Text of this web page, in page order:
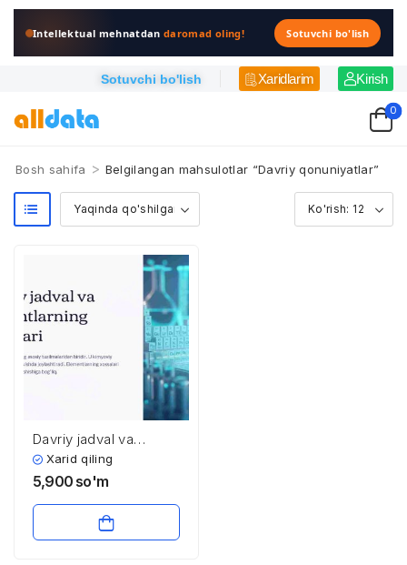
Intellektual mehnatdandaromad oling! Sotuvchi bo'lish
Sotuvchi bo'lish Xaridlarim Kirish
0
Bosh sahifa > Belgilangan mahsulotlar “Davriy qonuniyatlar”
Davriy jadval va
elementlarning
xossalari
Xarid qiling
5,900 so'm